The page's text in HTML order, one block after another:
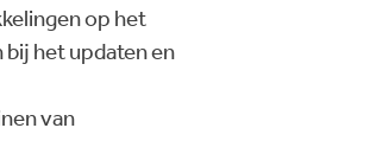
op het
het updaten en
van